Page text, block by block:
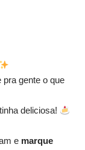
gente o que
deliciosa!
e marque